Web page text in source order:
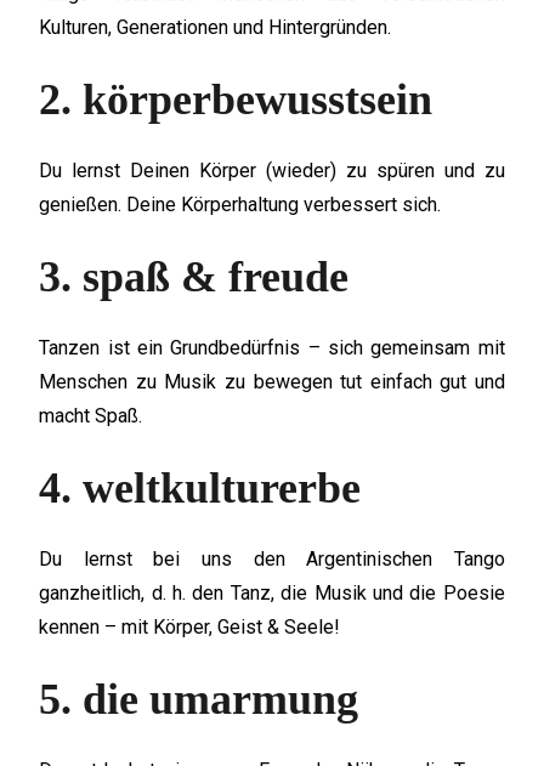
Kulturen, Generationen und Hintergründen.
2. körperbewusstsein
Du lernst Deinen Körper (wieder) zu spüren und zu
genießen. Deine Körperhaltung verbessert sich.
3. spaß & freude
Tanzen ist ein Grundbedürfnis – sich gemeinsam mit
Menschen zu Musik zu bewegen tut einfach gut und
macht Spaß.
4. weltkulturerbe
Du lernst bei uns den Argentinischen Tango
ganzheitlich, d. h. den Tanz, die Musik und die Poesie
kennen – mit Körper, Geist & Seele!
5. die umarmung